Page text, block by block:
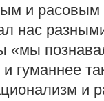
и
нас
«мы
гуманнее
и